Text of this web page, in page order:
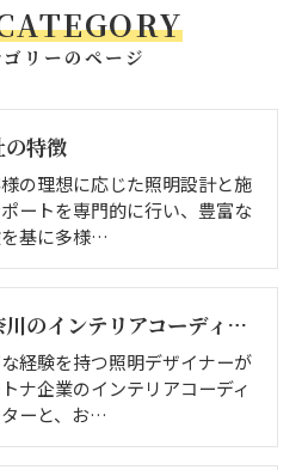
リーのページ
の特徴
の理想に応じた照明設計と施
ートを専門的に行い、豊富な
基に多様…
神奈川のインテリアコーディネーター
経験を持つ照明デザイナーが
ナ企業のインテリアコーディ
ーと、お…